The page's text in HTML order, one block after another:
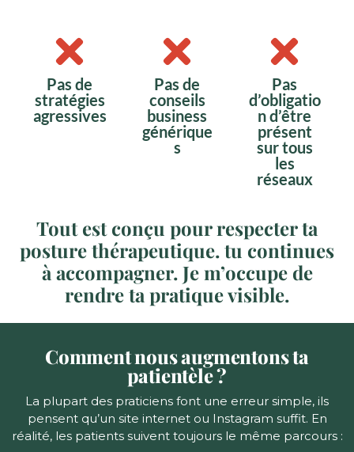
Pas de
stratégies
agressives
Pas de
conseils
business
générique
s
Pas
d’obligatio
n d’être
présent
sur tous
les
réseaux
Tout est conçu pour respecter ta
posture thérapeutique. tu continues
à accompagner. Je m’occupe de
rendre ta pratique visible.
Comment nous augmentons ta
patientèle ?
La plupart des praticiens font une erreur simple, ils
pensent qu’un site internet ou Instagram suffit. En
réalité, les patients suivent toujours le même parcours :